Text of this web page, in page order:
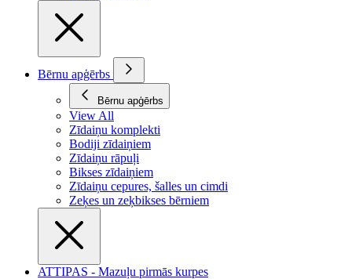
Bērnu apģērbs
Bērnu apģērbs
View All
Zīdaiņu komplekti
Bodiji zīdaiņiem
Zīdaiņu rāpuļi
Bikses zīdaiņiem
Zīdaiņu cepures, šalles un cimdi
Zeķes un zeķbikses bērniem
ATTIPAS - Mazuļu pirmās kurpes